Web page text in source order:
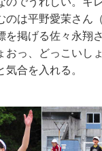
のは平野愛茉さん
を掲げる佐々永翔
おっ、どっこいし
合を入れる。